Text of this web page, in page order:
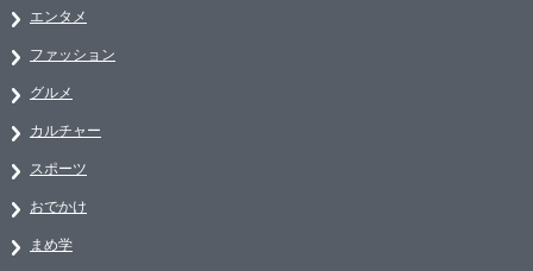
エンタメ
ファッション
グルメ
カルチャー
スポーツ
おでかけ
まめ学